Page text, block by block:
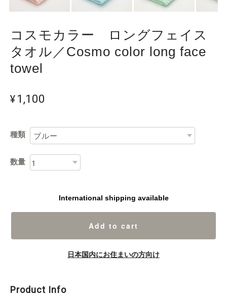
コスモカラー ロングフェイス
タオル／Cosmo color long face
towel
¥1,100
種類
数量
International shipping available
Add to cart
日本国内にお住まいの方向け
Product Info